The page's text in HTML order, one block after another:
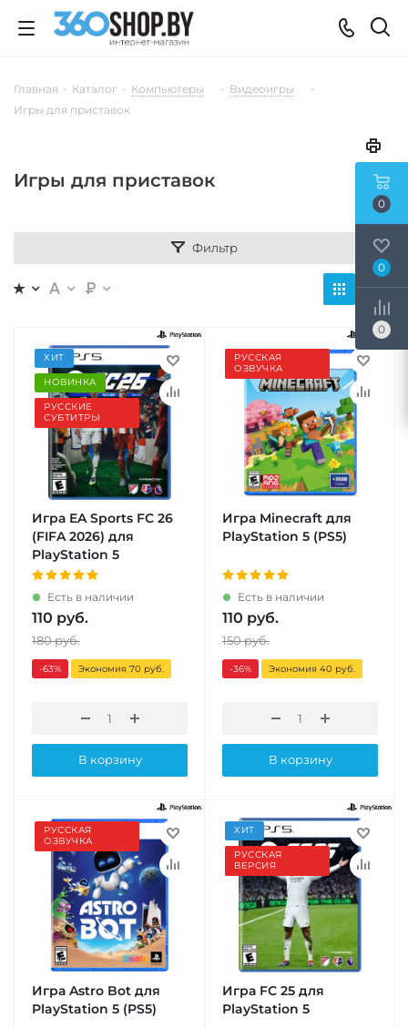
Главная - Каталог - Компьютеры - Видеоигры
-
Игры для приставок
Игры для приставок
Фильтр
ХИТ
НОВИНКА
РУССКИЕ
СУБТИТРЫ
Игра EA Sports FC 26
(FIFA 2026) для
PlayStation 5
Есть в наличии
110 руб.
180руб.
-63% Экономия 70 руб.
В корзину
РУССКАЯ
ОЗВУЧКА
Игра Minecraft для
PlayStation 5 (PS5)
Есть в наличии
110 руб.
150руб.
-36% Экономия 40 руб.
В корзину
РУССКАЯ
ОЗВУЧКА
Игра Astro Bot для
PlayStation 5 (PS5)
ХИТ
РУССКАЯ
ВЕРСИЯ
Игра FC 25 для
PlayStation 5
0
0
0